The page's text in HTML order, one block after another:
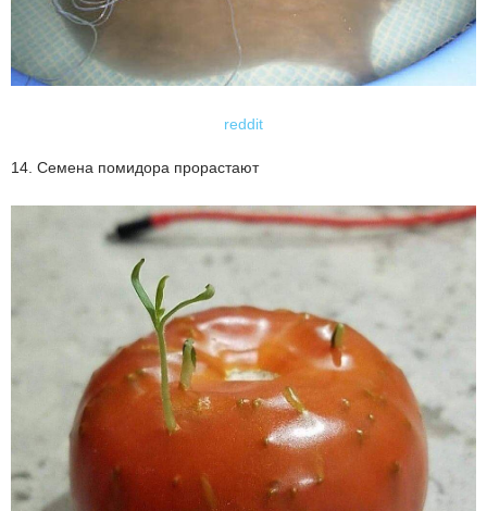
reddit
14. Семена помидора прорастают